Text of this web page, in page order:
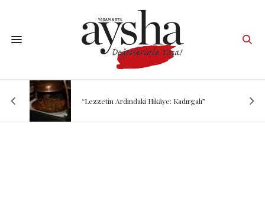
“Lezzetin Ardındaki Hikâye: Kadırgalı”